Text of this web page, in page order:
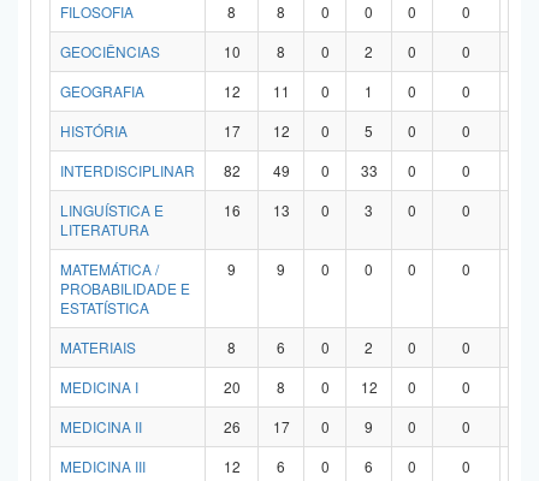
FILOSOFIA
8 8 0 0 0 0
GEOCIÊNCIAS
10 8 0 2 0 0
GEOGRAFIA
12 11 0 1 0 0
HISTÓRIA
17 12 0 5 0 0
INTERDISCIPLINAR
82 49 0 33 0 0
LINGUÍSTICA E
LITERATURA
16 13 0 3 0 0
MATEMÁTICA /
PROBABILIDADE E
ESTATÍSTICA
9 9 0 0 0 0
MATERIAIS 8 6 0 2 0 0
MEDICINA I
20 8 0 12 0 0
MEDICINA II
26 17 0 9 0 0
MEDICINA III
12 6 0 6 0 0